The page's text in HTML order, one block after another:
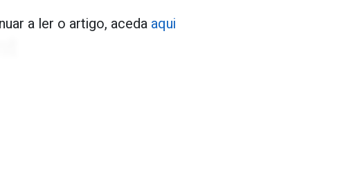
a ler o artigo, aceda aqui